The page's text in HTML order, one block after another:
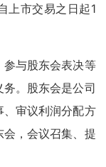
上市交易之日起1
与股东会表决等
。股东会是公司
审议利润分配方
，会议召集、提